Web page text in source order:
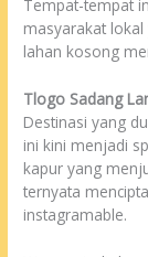
Tempat-tempat
masyarakat
lahan kosong
Tlogo Sadang
Destinasi yang
ini kini menjadi
kapur yang
ternyata
instagramable.